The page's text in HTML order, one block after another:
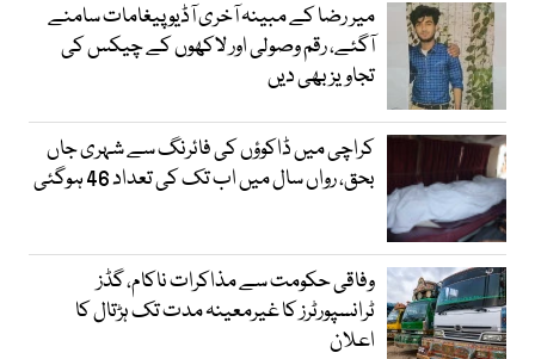
میر رضا کے مبینہ آخری آڈیو پیغامات سامنے
آگئے، رقم وصولی اور لاکھوں کے چیکس کی
تجاویز بھی دیں
کراچی میں ڈاکوؤں کی فائرنگ سے شہری جاں
بحق، رواں سال میں اب تک کی تعداد 46 ہوگئی
وفاقی حکومت سے مذاکرات ناکام، گڈز
ٹرانسپورٹرز کا غیرمعینہ مدت تک ہڑتال کا
اعلان